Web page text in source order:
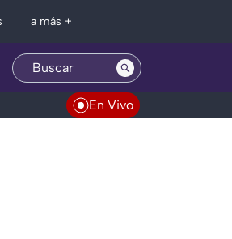
a más +
En Vivo